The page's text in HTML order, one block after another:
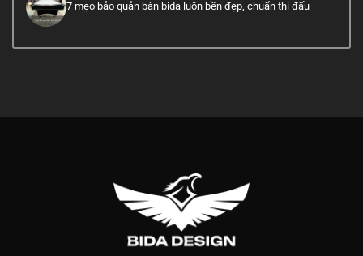
7 mẹo bảo quản bàn bida luôn bền đẹp, chuẩn thi đấu